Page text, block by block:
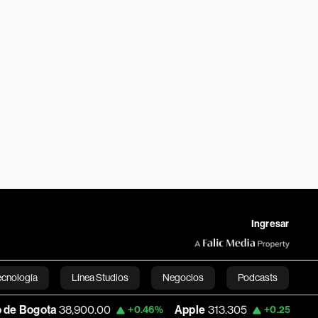
Ingresar
Línea Studios Negocios Podcasts
English+0.46% Apple 313.305 +0.25% USD COP